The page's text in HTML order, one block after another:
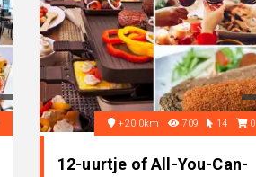
+20.0km 709 14 0
12-uurtje of All-You-Can-